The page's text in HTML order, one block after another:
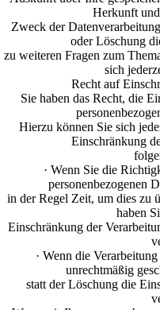
Herkunft
Zweck der
oder Löschung
zu weiteren Fragen zum
sich
Recht auf
Sie haben das Recht, die
Hierzu können Sie sich
Einschränkung
· Wenn Sie die
personenbezogenen
in der Regel Zeit, um dies zu
haben
Einschränkung der
· Wenn die
unrechtmäßig
statt der Löschung die